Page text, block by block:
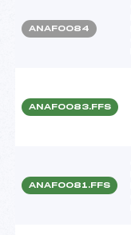
ANAF0084
ANAF0083.FFS
ANAF0081.FFS